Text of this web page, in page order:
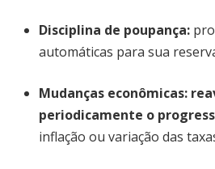
Disciplina de poupança:
automáticas para sua
Mudanças econômicas:
periodicamente o
inflação ou variação das